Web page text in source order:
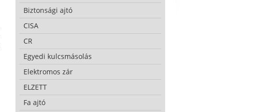
Biztonsági ajtó
CISA
CR
Egyedi kulcsmásolás
Elektromos zár
ELZETT
Fa ajtó